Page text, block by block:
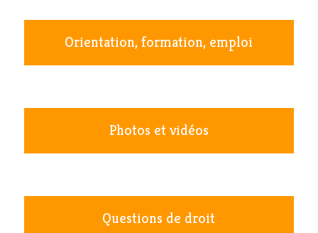
Orientation, formation, emploi
Photos et vidéos
Questions de droit